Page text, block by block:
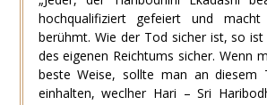
hochqualifiziert gefeiert und macht
berühmt. Wie der Tod sicher ist, so
des eigenen Reichtums sicher. Wenn
beste Weise, sollte man an diesem
einhalten, weclher Hari – Sri